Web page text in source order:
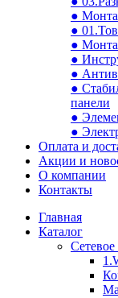
●
●
●
●
●
●
панели
●
●
Оплата и
Акции и
О компании
Контакты
Главная
Каталог